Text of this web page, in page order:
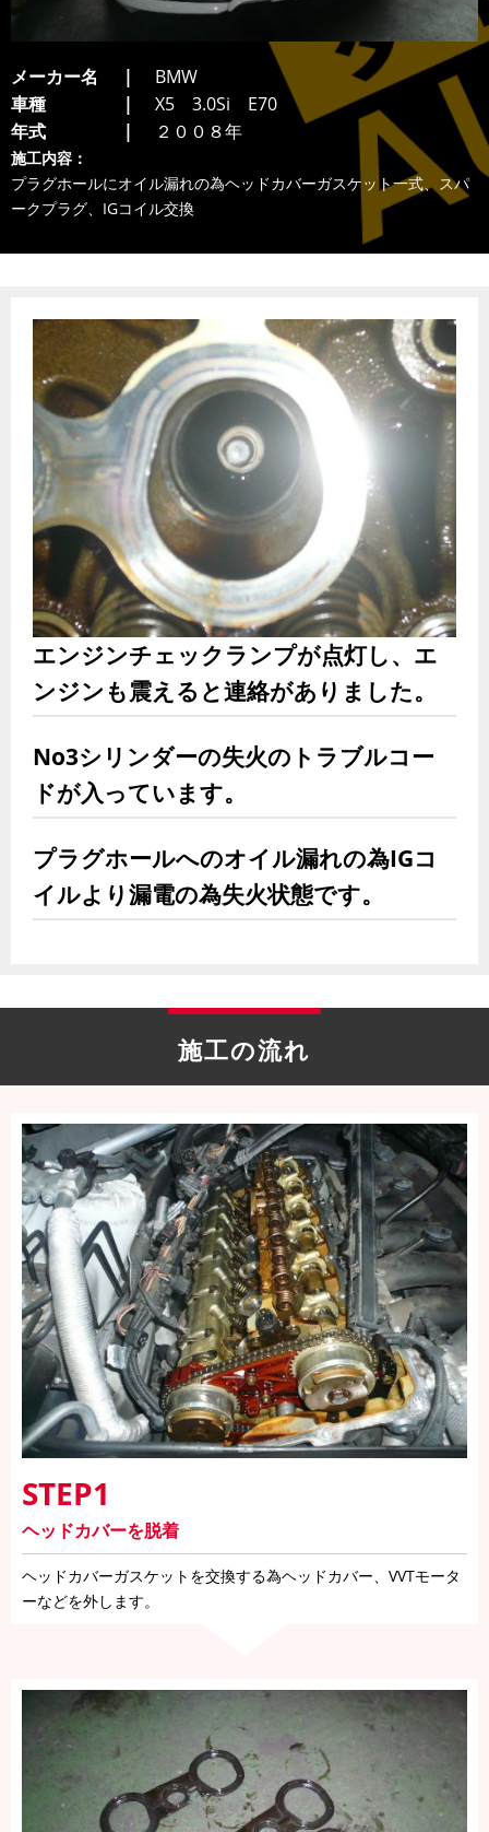
メーカー名
BMW
車種
X5 3.0Si E70
年式
２００８年
施工内容：
プラグホールにオイル漏れの為ヘッドカバーガスケット一式、スパ
ークプラグ、IGコイル交換
エンジンチェックランプが点灯し、エ
ンジンも震えると連絡がありました。
No3シリンダーの失火のトラブルコー
ドが入っています。
プラグホールへのオイル漏れの為IGコ
イルより漏電の為失火状態です。
施工の流れ
STEP1
ヘッドカバーを脱着
ヘッドカバーガスケットを交換する為ヘッドカバー、VVTモータ
ーなどを外します。